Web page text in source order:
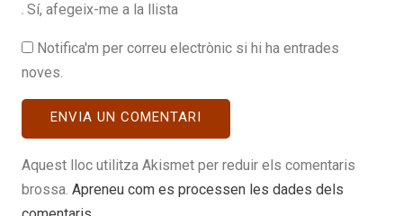
Sí, afegeix-me a la llista
Notifica'm per correu electrònic si hi ha entrades
noves.
Aquest lloc utilitza Akismet per reduir els comentaris
brossa. Apreneu com es processen les dades dels